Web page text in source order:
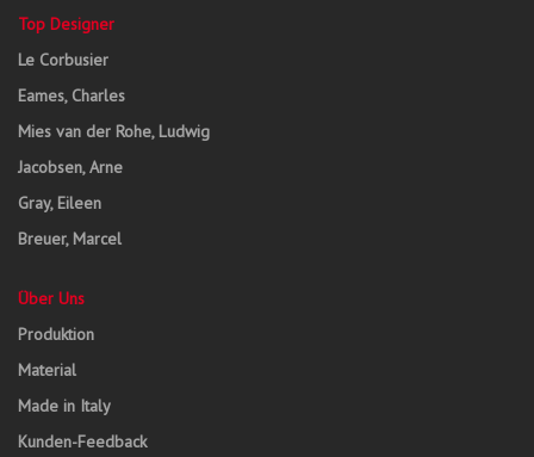
Top Designer
Le Corbusier
Eames, Charles
Mies van der Rohe, Ludwig
Jacobsen, Arne
Gray, Eileen
Breuer, Marcel
Über Uns
Produktion
Material
Made in Italy
Kunden-Feedback